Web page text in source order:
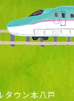
タウン本八戸